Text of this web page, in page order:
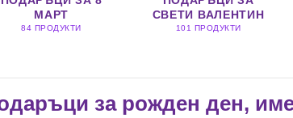
МАРТ
84 ПРОДУКТИ
СВЕТИ ВАЛЕНТИН
101 ПРОДУКТИ
за рожден ден,